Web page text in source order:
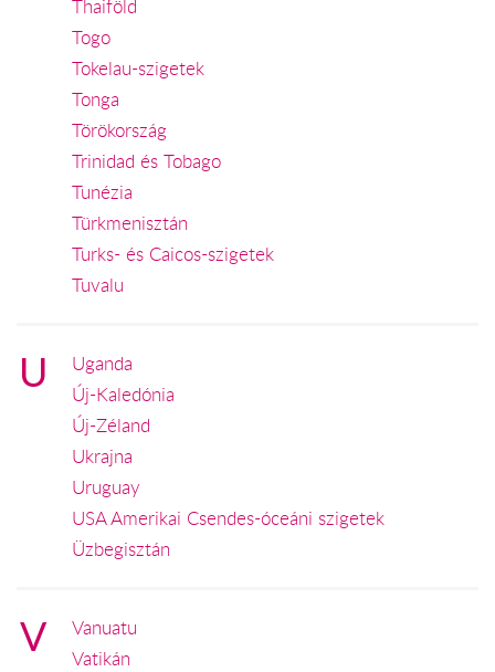
Thaiföld
Togo
Tokelau-szigetek
Tonga
Törökország
Trinidad és Tobago
Tunézia
Türkmenisztán
Turks- és Caicos-szigetek
Tuvalu
U
Uganda
Új-Kaledónia
Új-Zéland
Ukrajna
Uruguay
USA Amerikai Csendes-óceáni szigetek
Üzbegisztán
V
Vanuatu
Vatikán